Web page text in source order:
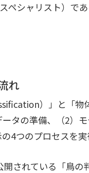
ペシャリスト）であ
れ
）」と「
タの準備、（2）
4つのプロセスを実
されている「鳥